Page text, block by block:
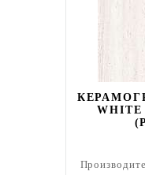
WHITE